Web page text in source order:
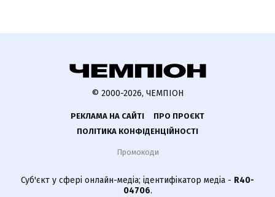
© 2000-2026, ЧЕМПІОН
РЕКЛАМА НА САЙТІ
ПРО ПРОЄКТ
ПОЛІТИКА КОНФІДЕНЦІЙНОСТІ
Промокоди
Суб'єкт у сфері онлайн-медіа; ідентифікатор медіа - R40-
04706.